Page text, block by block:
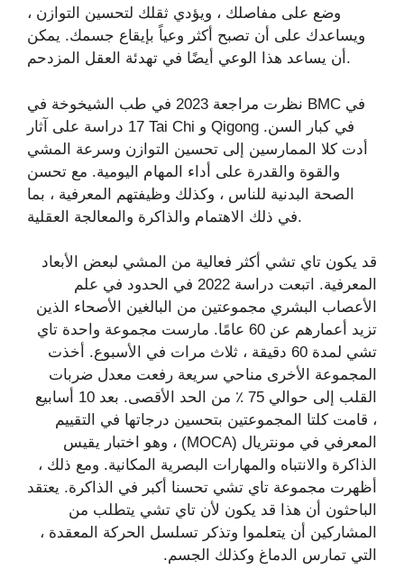
وضع على مفاصلك ، ويؤدي ثقلك لتحسين التوازن ،
ويساعدك على أن تصبح أكثر وعياً بإيقاع جسمك. يمكن
أن يساعد هذا الوعي أيضًا في تهدئة العقل المزدحم.
نظرت مراجعة 2023 في طب الشيخوخة في BMC في
17 دراسة على آثار Tai Chi و Qigong في كبار السن.
أدت كلا الممارسين إلى تحسين التوازن وسرعة المشي
والقوة والقدرة على أداء المهام اليومية. مع تحسن
الصحة البدنية للناس ، وكذلك وظيفتهم المعرفية ، بما
في ذلك الاهتمام والذاكرة والمعالجة العقلية.
قد يكون تاي تشي أكثر فعالية من المشي لبعض الأبعاد
المعرفية. اتبعت دراسة 2022 في الحدود في علم
الأعصاب البشري مجموعتين من البالغين الأصحاء الذين
تزيد أعمارهم عن 60 عامًا. مارست مجموعة واحدة تاي
تشي لمدة 60 دقيقة ، ثلاث مرات في الأسبوع. أخذت
المجموعة الأخرى مناحي سريعة رفعت معدل ضربات
القلب إلى حوالي 75 ٪ من الحد الأقصى. بعد 10 أسابيع
، قامت كلتا المجموعتين بتحسين درجاتها في التقييم
المعرفي في مونتريال (MOCA) ، وهو اختبار يقيس
الذاكرة والانتباه والمهارات البصرية المكانية. ومع ذلك ،
أظهرت مجموعة تاي تشي تحسنا أكبر في الذاكرة. يعتقد
الباحثون أن هذا قد يكون لأن تاي تشي يتطلب من
المشاركين أن يتعلموا وتذكر تسلسل الحركة المعقدة ،
التي تمارس الدماغ وكذلك الجسم.